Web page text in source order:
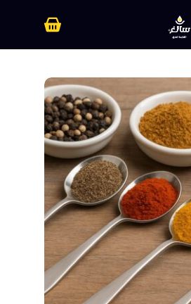
عربة